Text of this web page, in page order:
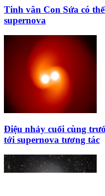
Tinh vân Con Sứa có
supernova
Điệu nhảy cuối cùng
tới supernova tương tác